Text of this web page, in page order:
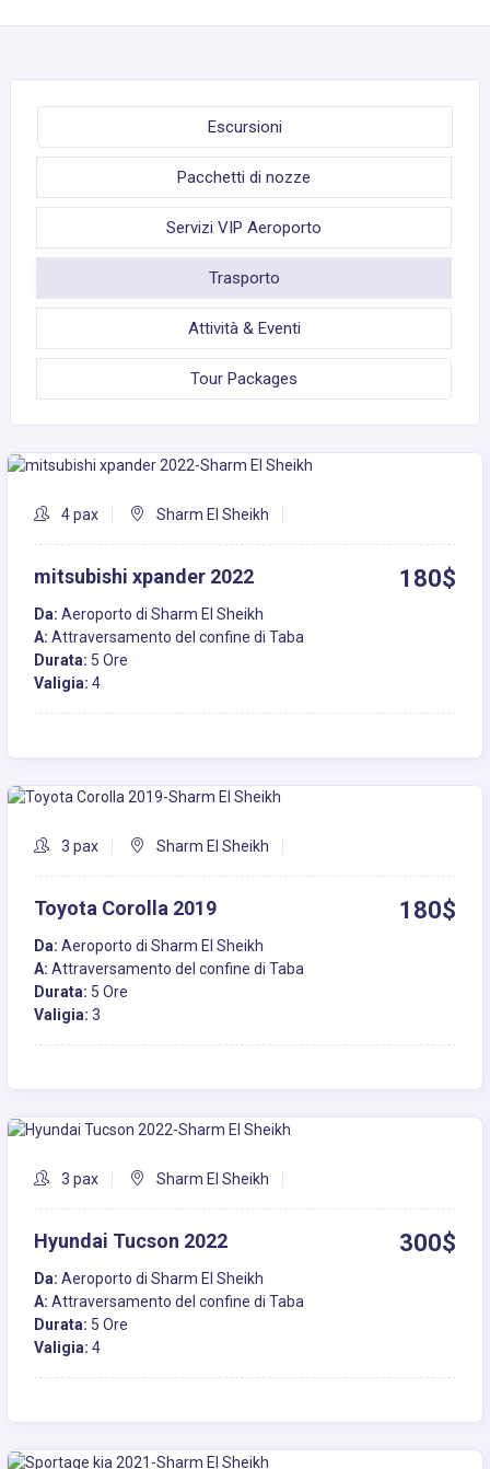
Escursioni
Pacchetti di nozze
Servizi VIP Aeroporto
Trasporto
Attività & Eventi
Tour Packages
4 pax Sharm El Sheikh
mitsubishi xpander 2022 180$
Da: Aeroporto di Sharm El Sheikh
A: Attraversamento del confine di Taba
Durata: 5 Ore
Valigia: 4
3 pax Sharm El Sheikh
Toyota Corolla 2019 180$
Da: Aeroporto di Sharm El Sheikh
A: Attraversamento del confine di Taba
Durata: 5 Ore
Valigia: 3
3 pax Sharm El Sheikh
Hyundai Tucson 2022 300$
Da: Aeroporto di Sharm El Sheikh
A: Attraversamento del confine di Taba
Durata: 5 Ore
Valigia: 4